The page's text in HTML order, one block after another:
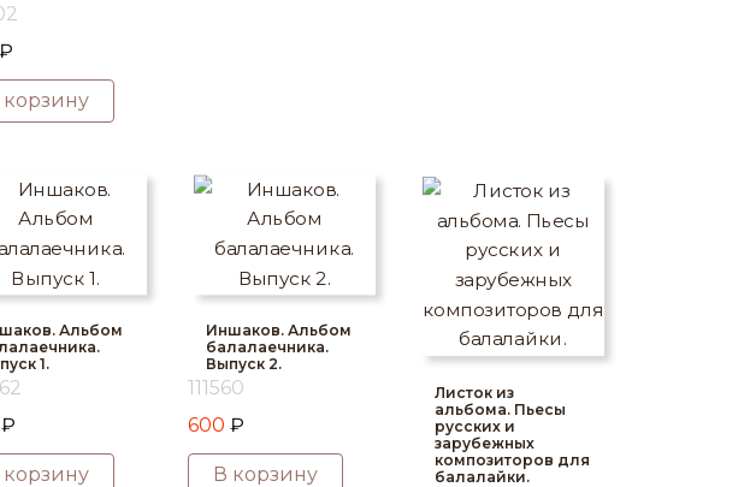
₽
Альбом
1.
₽
Иншаков. Альбом
балалаечника.
Выпуск 2.
111560
600 ₽
В корзину
Листок из
альбома. Пьесы
русских и
зарубежных
композиторов для
балалайки.